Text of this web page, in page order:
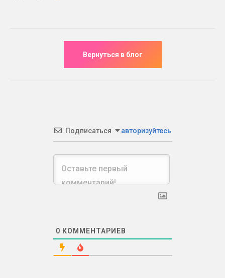
Подписаться авторизуйтесь
0 КОММЕНТАРИЕВ